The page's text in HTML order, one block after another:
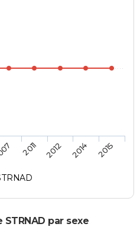
2011 2012 2014 2015
par sexe